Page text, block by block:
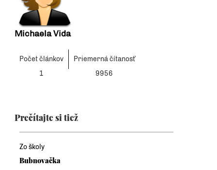
Michaela Vida
Počet článkov
Priemerná čítanosť
1
9956
Prečítajte si tiež
Zo školy
Bubnovačka